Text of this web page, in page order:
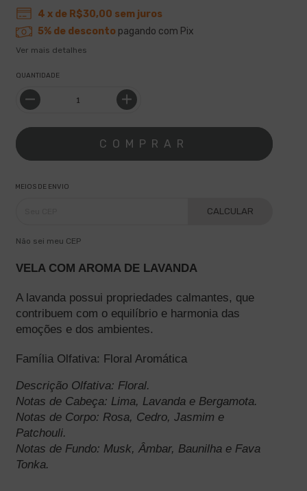
4 x de R$30,00 sem juros
5% de descontopagando com Pix
Ver mais detalhes
QUANTIDADE
MEIOS DE ENVIO
CALCULAR
Não sei meu CEP
VELA COM AROMA DE LAVANDA
A lavanda possui propriedades calmantes, que
contribuem com o equilíbrio e harmonia das
emoções e dos ambientes.
Família Olfativa: Floral Aromática
Descrição Olfativa: Floral.
Notas de Cabeça: Lima, Lavanda e Bergamota.
Notas de Corpo: Rosa, Cedro, Jasmim e
Patchouli.
Notas de Fundo: Musk, Âmbar, Baunilha e Fava
Tonka.